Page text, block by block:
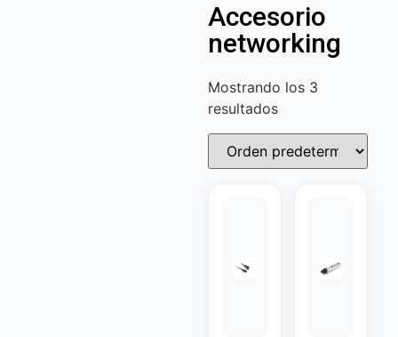
Accesorio
networking
Mostrando los 3
resultados